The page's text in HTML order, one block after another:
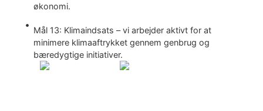
økonomi.
Mål 13: Klimaindsats – vi arbejder aktivt for at
minimere klimaaftrykket gennem genbrug og
bæredygtige initiativer.